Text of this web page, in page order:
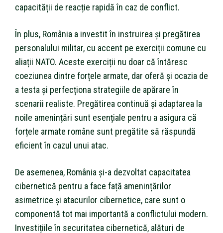
capacității de reacție rapidă în caz de conflict.
În plus, România a investit în instruirea și pregătirea
personalului militar, cu accent pe exerciții comune cu
aliații NATO. Aceste exerciții nu doar că întăresc
coeziunea dintre forțele armate, dar oferă și ocazia de
a testa și perfecționa strategiile de apărare în
scenarii realiste. Pregătirea continuă și adaptarea la
noile amenințări sunt esențiale pentru a asigura că
forțele armate române sunt pregătite să răspundă
eficient în cazul unui atac.
De asemenea, România și-a dezvoltat capacitatea
cibernetică pentru a face față amenințărilor
asimetrice și atacurilor cibernetice, care sunt o
componentă tot mai importantă a conflictului modern.
Investițiile în securitatea cibernetică, alături de